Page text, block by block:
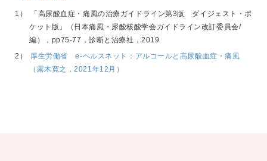
「高尿酸血症・痛風の治療ガイドライン第3版 ダイジェスト・ポ
ケット版」（日本痛風・尿酸核酸学会ガイドライン改訂委員会/
編），pp75-77，診断と治療社，2019
厚生労働省 e-ヘルスネット：アルコールと高尿酸血症・痛風
（露木寛之，2021年12月）